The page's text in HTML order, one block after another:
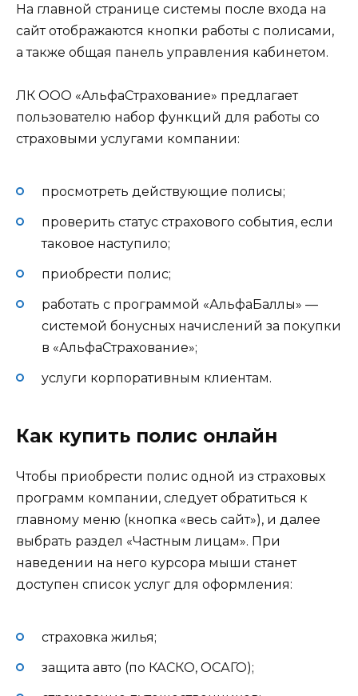
На главной странице системы после входа на
сайт отображаются кнопки работы с полисами,
а также общая панель управления кабинетом.
ЛК ООО «АльфаСтрахование» предлагает
пользователю набор функций для работы со
страховыми услугами компании:
просмотреть действующие полисы;
проверить статус страхового события, если
таковое наступило;
приобрести полис;
работать с программой «АльфаБаллы» —
системой бонусных начислений за покупки
в «АльфаСтрахование»;
услуги корпоративным клиентам.
Как купить полис онлайн
Чтобы приобрести полис одной из страховых
программ компании, следует обратиться к
главному меню (кнопка «весь сайт»), и далее
выбрать раздел «Частным лицам». При
наведении на него курсора мыши станет
доступен список услуг для оформления:
страховка жилья;
защита авто (по КАСКО, ОСАГО);